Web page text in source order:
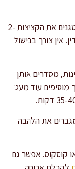
מחממים מחבת עם 3 כפות שמן זית ומטגנים את הקציצות 2-
אין צורך בבישול
מסדרים אותן
מוסיפים עוד מעט
את הלהבה
קוסקוס. אפשר גם